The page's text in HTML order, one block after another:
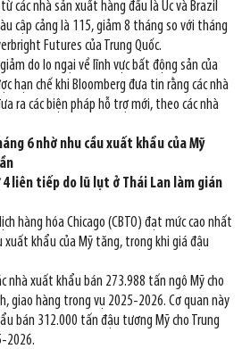
các nhà sản xuất hàng đầu là Úc và Brazil
cập cảng là 115, giảm 8 tháng so với tháng
Futures của Trung Quốc.
do lo ngại về lĩnh vực bất động sản của
hạn chế khi Bloomberg đưa tin rằng các nhà
ra các biện pháp hỗ trợ mới, theo các nhà
6 nhờ nhu cầu xuất khẩu của Mỹ
liên tiếp do lũ lụt ở Thái Lan làm gián
hàng hóa Chicago (CBTO) đạt mức cao nhất
xuất khẩu của Mỹ tăng, trong khi giá đậu
nhà xuất khẩu bán 273.988 tấn ngô Mỹ cho
giao hàng trong vụ 2025-2026. Cơ quan này
bán 312.000 tấn đậu tương Mỹ cho Trung
2026.